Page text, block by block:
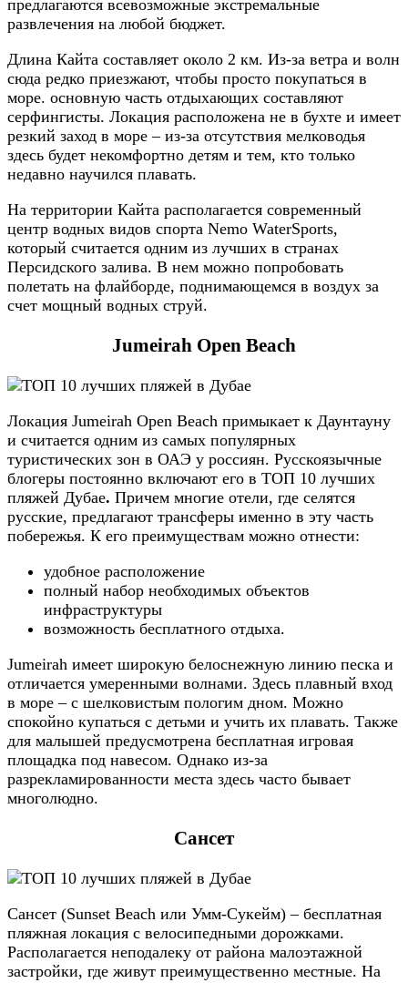
предлагаются всевозможные экстремальные
развлечения на любой бюджет.
Длина Кайта составляет около 2 км. Из-за ветра и волн
сюда редко приезжают, чтобы просто покупаться в
море. основную часть отдыхающих составляют
серфингисты. Локация расположена не в бухте и имеет
резкий заход в море – из-за отсутствия мелководья
здесь будет некомфортно детям и тем, кто только
недавно научился плавать.
На территории Кайта располагается современный
центр водных видов спорта Nemo WaterSports,
который считается одним из лучших в странах
Персидского залива. В нем можно попробовать
полетать на флайборде, поднимающемся в воздух за
счет мощный водных струй.
Jumeirah Open Beach
Локация Jumeirah Open Beach примыкает к Даунтауну
и считается одним из самых популярных
туристических зон в ОАЭ у россиян. Русскоязычные
блогеры постоянно включают его в ТОП 10 лучших
пляжей Дубае. Причем многие отели, где селятся
русские, предлагают трансферы именно в эту часть
побережья. К его преимуществам можно отнести:
удобное расположение
полный набор необходимых объектов
инфраструктуры
возможность бесплатного отдыха.
Jumeirah имеет широкую белоснежную линию песка и
отличается умеренными волнами. Здесь плавный вход
в море – с шелковистым пологим дном. Можно
спокойно купаться с детьми и учить их плавать. Также
для малышей предусмотрена бесплатная игровая
площадка под навесом. Однако из-за
разрекламированности места здесь часто бывает
многолюдно.
Сансет
Сансет (Sunset Beach или Умм-Сукейм) – бесплатная
пляжная локация с велосипедными дорожками.
Располагается неподалеку от района малоэтажной
застройки, где живут преимущественно местные. На